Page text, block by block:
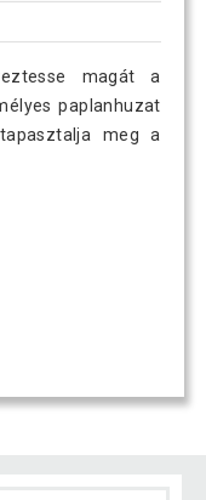
magát a
paplanhuzat
meg a